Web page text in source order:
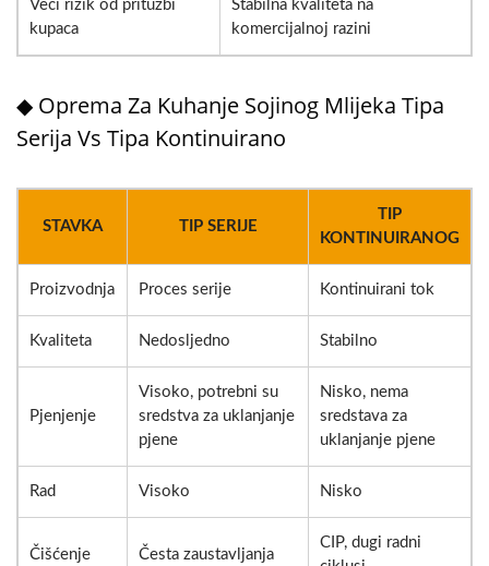
Veći rizik od pritužbi
kupaca
Stabilna kvaliteta na
komercijalnoj razini
◆ Oprema Za Kuhanje Sojinog Mlijeka Tipa
Serija Vs Tipa Kontinuirano
STAVKA TIP SERIJE
TIP
KONTINUIRANOG
Proizvodnja Proces serije Kontinuirani tok
Kvaliteta Nedosljedno Stabilno
Pjenjenje
Visoko, potrebni su
sredstva za uklanjanje
pjene
Nisko, nema
sredstava za
uklanjanje pjene
Rad Visoko Nisko
Čišćenje Česta zaustavljanja
CIP, dugi radni